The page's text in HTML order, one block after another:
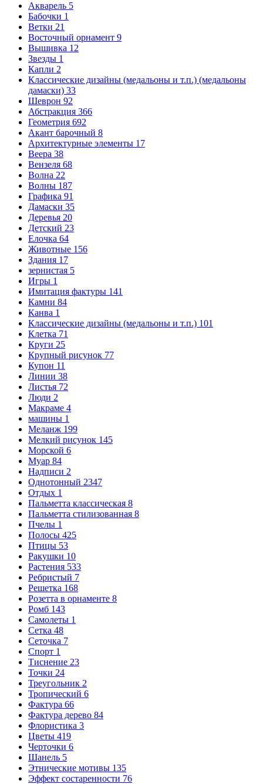
Акварель 5
Бабочки 1
Ветки 21
Восточный орнамент 9
Вышивка 12
Звезды 1
Капли 2
Классические дизайны (медальоны и т.п.) (медальоны
дамаски) 33
Шеврон 92
Абстракция 366
Геометрия 692
Акант барочный 8
Архитектурные элементы 17
Веера 38
Вензеля 68
Волна 22
Волны 187
Графика 91
Дамаски 35
Деревья 20
Детский 23
Елочка 64
Животные 156
Здания 17
зернистая 5
Игры 1
Имитация фактуры 141
Камни 84
Канва 1
Классические дизайны (медальоны и т.п.) 101
Клетка 71
Круги 25
Крупный рисунок 77
Купон 11
Линии 38
Листья 72
Люди 2
Макраме 4
машины 1
Меланж 199
Мелкий рисунок 145
Морской 6
Муар 84
Надписи 2
Однотонный 2347
Отдых 1
Пальметта классическая 8
Пальметта стилизованная 8
Пчелы 1
Полосы 425
Птицы 53
Ракушки 10
Растения 533
Ребристый 7
Решетка 168
Розетта в орнаменте 8
Ромб 143
Самолеты 1
Сетка 48
Сеточка 7
Спорт 1
Тиснение 23
Точки 24
Треугольник 2
Тропический 6
Фактура 66
Фактура дерево 84
Флористика 3
Цветы 419
Черточки 6
Шанель 5
Этнические мотивы 135
Эффект состаренности 76